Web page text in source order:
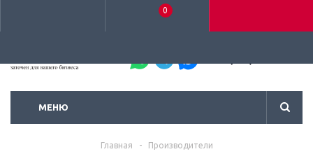
0
МЕНЮ
Главная - Производители